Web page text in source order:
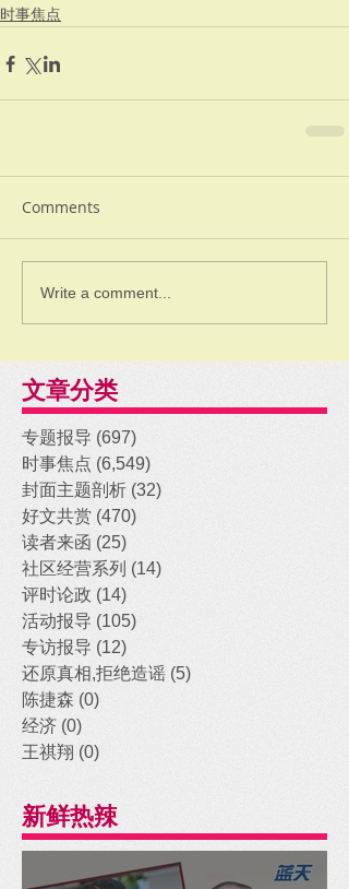
时事焦点
Comments
Write a comment...
文章分类
专题报导 (697)
时事焦点 (6,549)
封面主题剖析 (32)
好文共赏 (470)
读者来函 (25)
社区经营系列 (14)
评时论政 (14)
活动报导 (105)
专访报导 (12)
还原真相,拒绝造谣 (5)
陈捷森 (0)
经济 (0)
王祺翔 (0)
新鲜热辣